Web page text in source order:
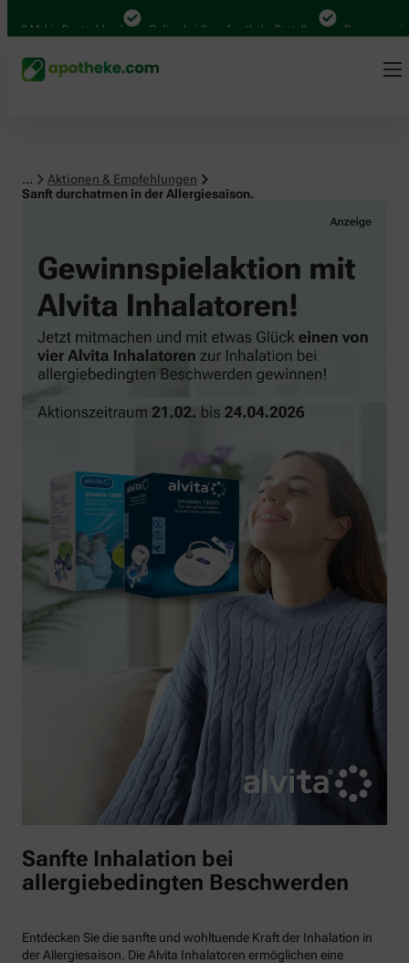
in Deutschland Online bei Ihrer Apotheke Bestellen Bequem
...
Aktionen & Empfehlungen
Sanft durchatmen in der Allergiesaison.
Sanfte Inhalation bei
allergiebedingten Beschwerden
Entdecken Sie die sanfte und wohltuende Kraft der Inhalation in
der Allergiesaison. Die Alvita Inhalatoren ermöglichen eine